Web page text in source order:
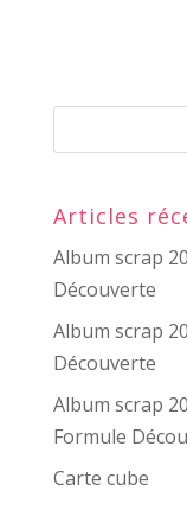
Articles
Album scrap
Découverte
Album scrap
Découverte
Album scrap
Formule
Carte cube